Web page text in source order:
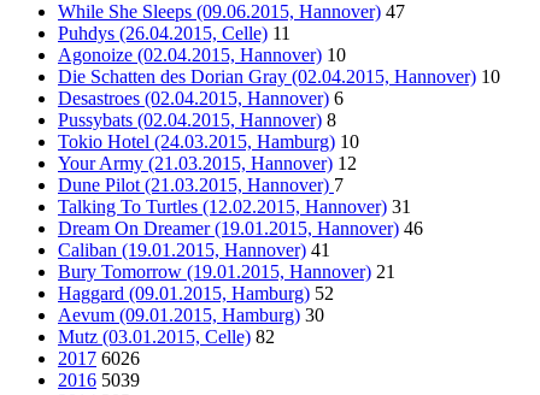
While She Sleeps (09.06.2015, Hannover) 47
Puhdys (26.04.2015, Celle) 11
Agonoize (02.04.2015, Hannover) 10
Die Schatten des Dorian Gray (02.04.2015, Hannover) 10
Desastroes (02.04.2015, Hannover) 6
Pussybats (02.04.2015, Hannover) 8
Tokio Hotel (24.03.2015, Hamburg) 10
Your Army (21.03.2015, Hannover) 12
Dune Pilot (21.03.2015, Hannover) 7
Talking To Turtles (12.02.2015, Hannover) 31
Dream On Dreamer (19.01.2015, Hannover) 46
Caliban (19.01.2015, Hannover) 41
Bury Tomorrow (19.01.2015, Hannover) 21
Haggard (09.01.2015, Hamburg) 52
Aevum (09.01.2015, Hamburg) 30
Mutz (03.01.2015, Celle) 82
2017 6026
2016 5039